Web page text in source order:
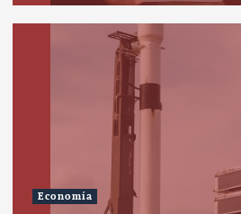
Economía